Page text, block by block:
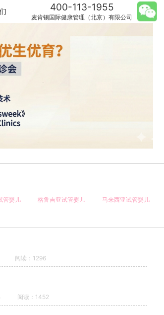
400-113-1955
麦肯锡国际健康管理（北京）有限公司
管婴儿 格鲁吉亚试管婴儿 马来西亚试管婴儿
阅读：1296
阅读：1452